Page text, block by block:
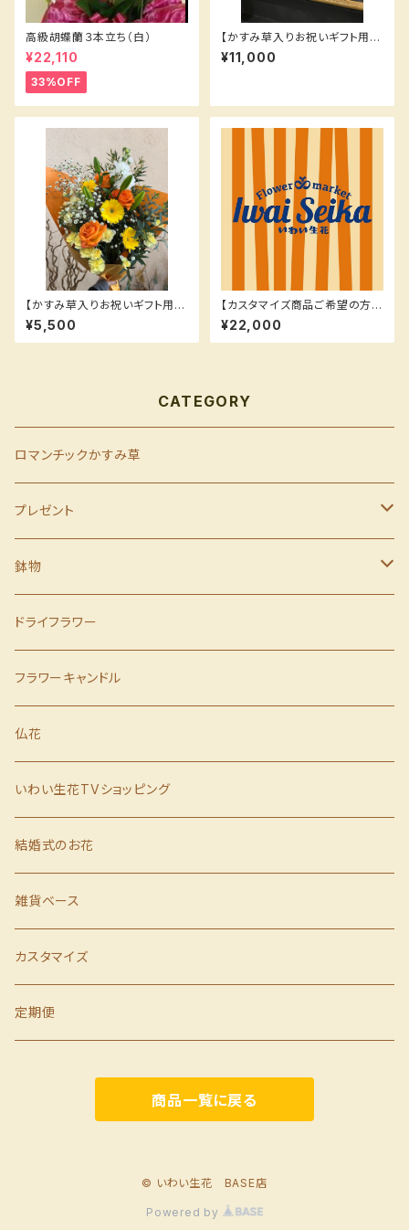
高級胡蝶蘭３本立ち（白）
¥22,110
33%OFF
【かすみ草入りお祝いギフト用花
束】
¥11,000
【かすみ草入りお祝いギフト用花
束】黄色、オレンジ系
¥5,500
【カスタマイズ商品ご希望の方は
こちら】¥22000
¥22,000
CATEGORY
ロマンチックかすみ草
プレゼント
母の日
父の日
誕生日
歓送迎会
クリスマス
お歳暮
お見舞い
鉢物
季節の鉢物
胡蝶蘭
ドライフラワー
フラワーキャンドル
仏花
いわい生花TVショッピング
結婚式のお花
雑貨ベース
カスタマイズ
定期便
商品一覧に戻る
© いわい生花 BASE店
Powered by